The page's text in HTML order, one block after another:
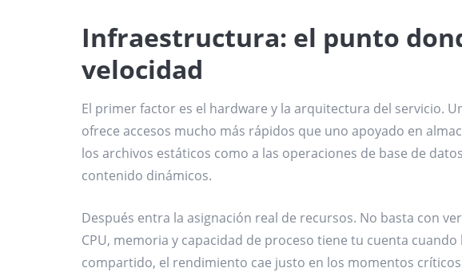
Infraestructura: el punto
velocidad
El primer factor es el hardware y la arquitectura del servicio.
ofrece accesos mucho más rápidos que uno apoyado en
los archivos estáticos como a las operaciones de base de
contenido dinámicos.
Después entra la asignación real de recursos. No basta con
CPU, memoria y capacidad de proceso tiene tu cuenta
compartido, el rendimiento cae justo en los momentos